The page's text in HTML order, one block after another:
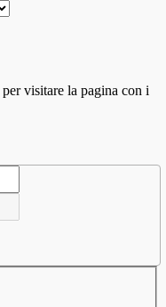
per visitare la pagina con i